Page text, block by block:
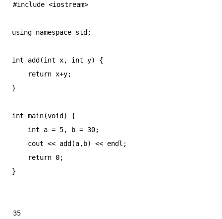
#include <iostream>
using namespace std;
int add(int x, int y) {
}
int main(void) {
}
35